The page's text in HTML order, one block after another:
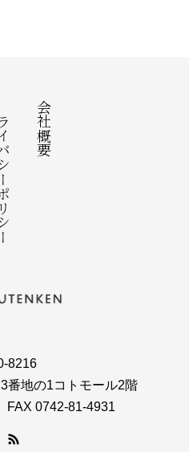
会社概要
リシー
8216
番地の1コトモール2階
0742-81-4931